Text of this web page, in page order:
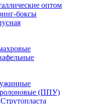
оптом
боксы
(ППУ)